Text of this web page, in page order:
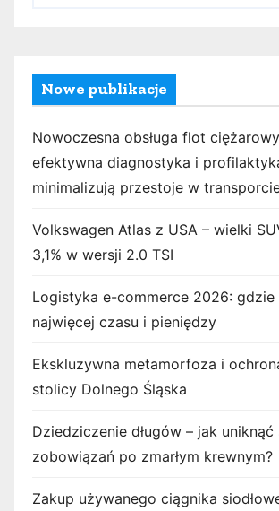
Nowe publikacje
Nowoczesna obsługa flot
efektywna diagnostyka i
minimalizują przestoje w
Volkswagen Atlas z USA – wielki
3,1% w wersji 2.0 TSI
Logistyka e-commerce 2026:
najwięcej czasu i pieniędzy
Ekskluzywna metamorfoza i
stolicy Dolnego Śląska
Dziedziczenie długów – jak uniknąć
zobowiązań po zmarłym krewnym?
Zakup używanego ciągnika